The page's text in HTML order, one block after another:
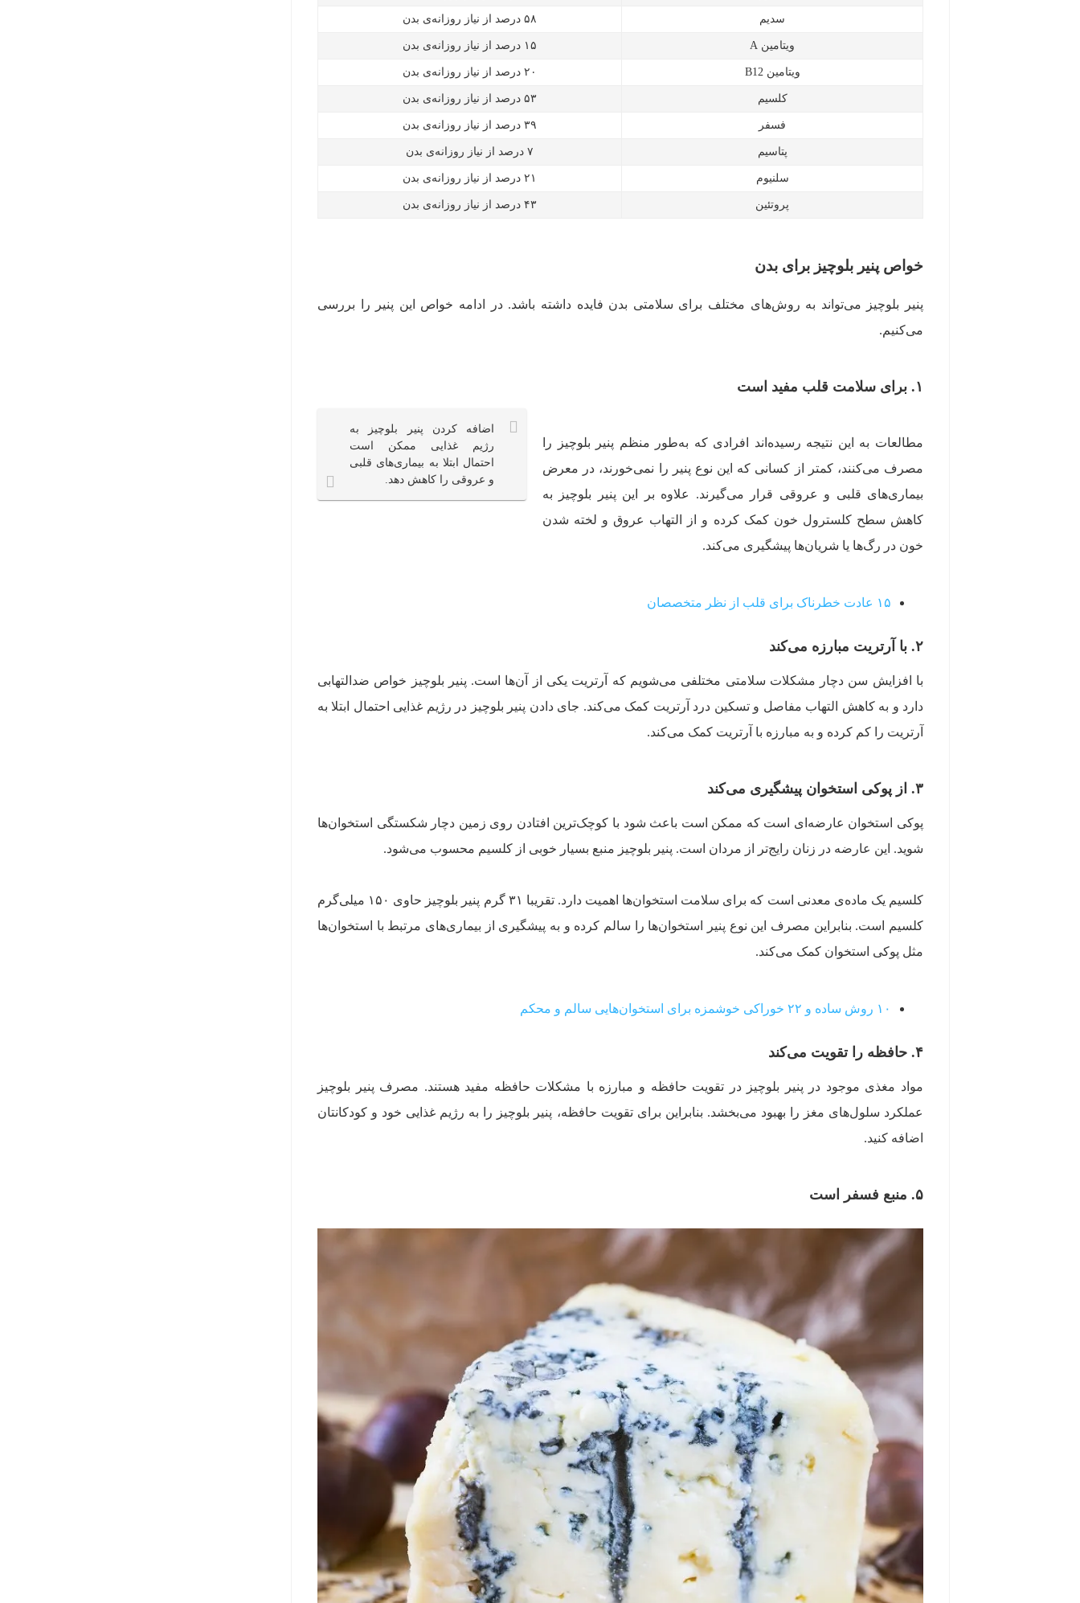
سدیم ۵۸ درصد از نیاز روزانه‌ی بدن
ویتامین A ۱۵ درصد از نیاز روزانه‌ی بدن
ویتامین B12 ۲۰ درصد از نیاز روزانه‌ی بدن
کلسیم ۵۳ درصد از نیاز روزانه‌ی بدن
فسفر ۳۹ درصد از نیاز روزانه‌ی بدن
پتاسیم ۷ درصد از نیاز روزانه‌ی بدن
سلنیوم ۲۱ درصد از نیاز روزانه‌ی بدن
پروتئین ۴۳ درصد از نیاز روزانه‌ی بدن
خواص پنیر بلوچیز برای بدن
پنیر بلوچیز می‌تواند به روش‌های مختلف برای سلامتی بدن فایده داشته باشد. در ادامه خواص این پنیر را بررسی
می‌کنیم.
۱. برای سلامت قلب مفید است
اضافه کردن پنیر بلوچیز به
رژیم غذایی ممکن است
احتمال ابتلا به بیماری‌های قلبی
و عروقی را کاهش دهد.
مطالعات به این نتیجه رسیده‌اند افرادی که به‌طور منظم پنیر بلوچیز را
مصرف می‌کنند، کمتر از کسانی که این نوع پنیر را نمی‌خورند، در معرض
بیماری‌های قلبی و عروقی قرار می‌گیرند. علاوه بر این پنیر بلوچیز به
کاهش سطح کلسترول خون کمک کرده و از التهاب عروق و لخته شدن
خون در رگ‌ها یا شریان‌ها پیشگیری می‌کند.
۱۵ عادت خطرناک برای قلب از نظر متخصصان
۲. با آرتریت مبارزه می‌کند
با افزایش سن دچار مشکلات سلامتی مختلفی می‌شویم که آرتریت یکی از آن‌ها است. پنیر بلوچیز خواص ضدالتهابی
دارد و به کاهش التهاب مفاصل و تسکین درد آرتریت کمک می‌کند. جای دادن پنیر بلوچیز در رژیم غذایی احتمال ابتلا به
آرتریت را کم کرده و به مبارزه با آرتریت کمک می‌کند.
۳. از پوکی استخوان پیشگیری می‌کند
پوکی استخوان عارضه‌ای است که ممکن است باعث شود با کوچک‌ترین افتادن روی زمین دچار شکستگی استخوان‌ها
شوید. این عارضه در زنان رایج‌تر از مردان است. پنیر بلوچیز منبع بسیار خوبی از کلسیم محسوب می‌شود.
کلسیم یک ماده‌ی معدنی است که برای سلامت استخوان‌ها اهمیت دارد. تقریبا ۳۱ گرم پنیر بلوچیز حاوی ۱۵۰ میلی‌گرم
کلسیم است. بنابراین مصرف این نوع پنیر استخوان‌ها را سالم کرده و به پیشگیری از بیمار‌ی‌های مرتبط با استخوان‌ها
مثل پوکی استخوان کمک می‌کند.
۱۰ روش ساده و ۲۲ خوراکی خوشمزه برای استخوان‌هایی سالم و محکم
۴. حافظه را تقویت می‌کند
مواد مغذی موجود در پنیر بلوچیز در تقویت حافظه و مبارزه با مشکلات حافظه مفید هستند. مصرف پنیر بلوچیز
عملکرد سلول‌های مغز را بهبود می‌بخشد. بنابراین برای تقویت حافظه، پنیر بلوچیز را به رژیم غذایی خود و کودکانتان
اضافه کنید.
۵‌. منبع فسفر است